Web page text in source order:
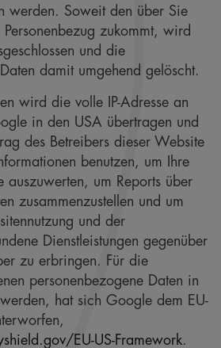
werden. Soweit den über Sie
zukommt, wird
und die
damit umgehend gelöscht.
wird die volle IP-Adresse an
in den USA übertragen und
des Betreibers dieser Website
benutzen, um Ihre
auszuwerten, um Reports über
zusammenzustellen und um
und der
Dienstleistungen gegenüber
zu erbringen. Für die
personenbezogene Daten in
hat sich Google dem EU-
EU-US-Framework.